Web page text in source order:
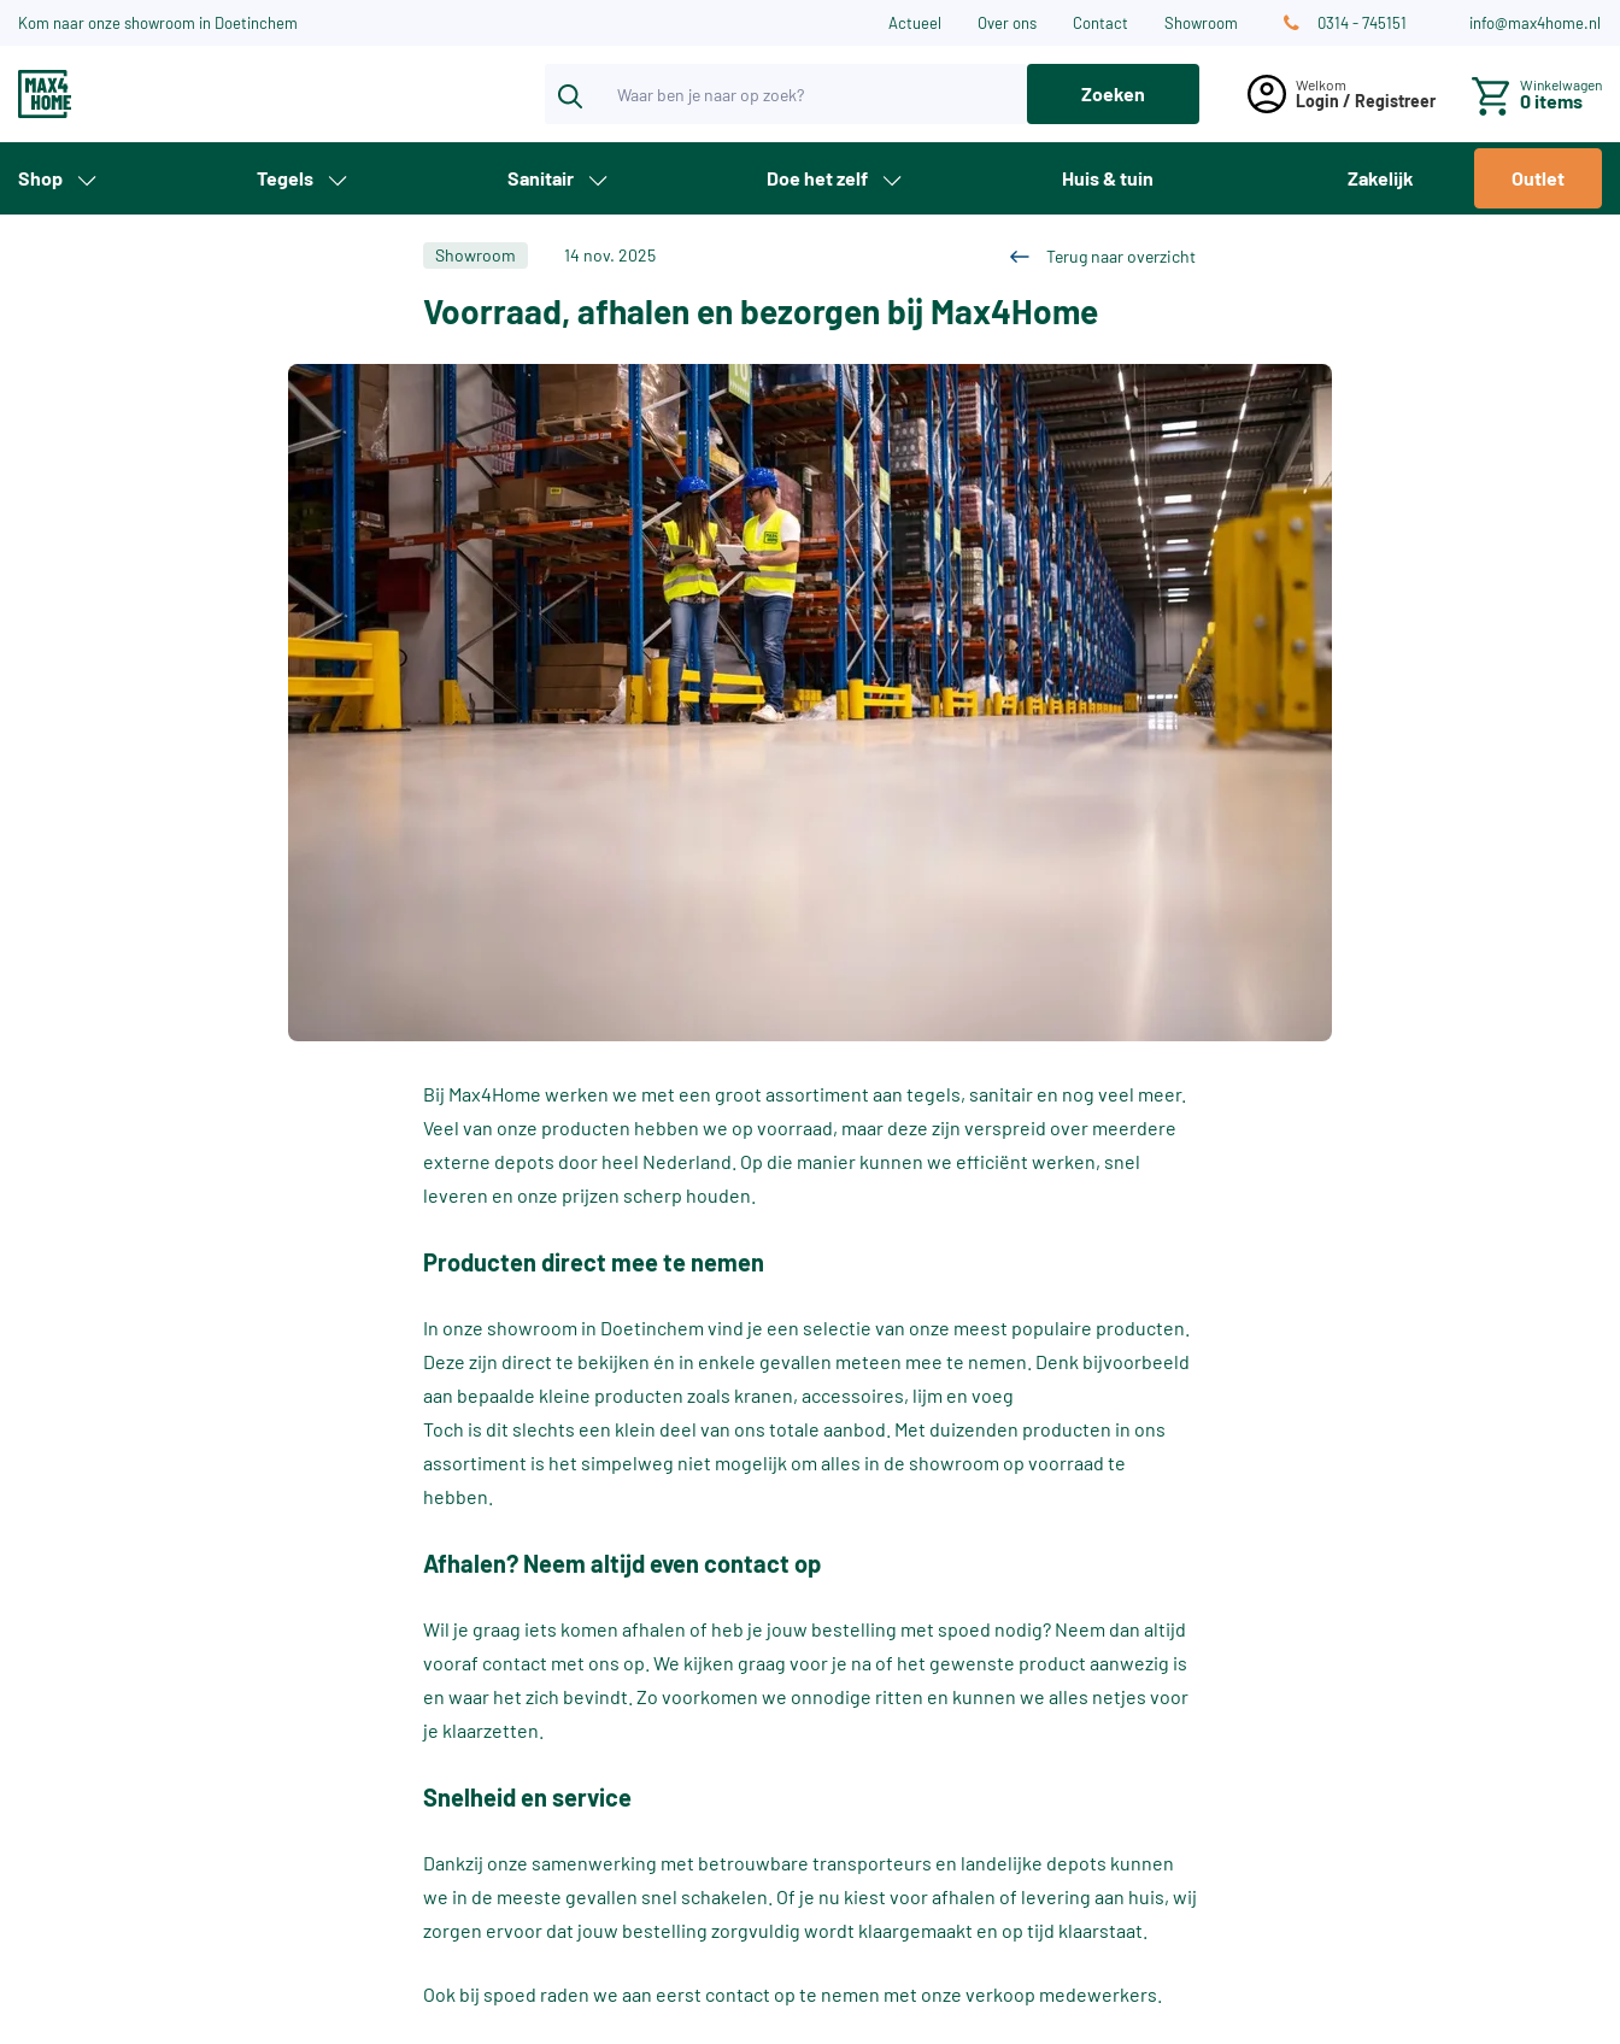
Kom naar onze showroom in Doetinchem Actueel Over ons Contact Showroom 0314 - 745151 info@max4home.nl
Zoeken Login / Registreer
Winkelwagen
0 items
Shop Tegels Sanitair Doe het zelf Huis & tuin Zakelijk Outlet
Showroom 14 nov. 2025 Terug naar overzicht
Voorraad, afhalen en bezorgen bij Max4Home
Bij Max4Home werken we met een groot assortiment aan tegels, sanitair en nog veel meer.
Veel van onze producten hebben we op voorraad, maar deze zijn verspreid over meerdere
externe depots door heel Nederland. Op die manier kunnen we efficiënt werken, snel
leveren en onze prijzen scherp houden.
Producten direct mee te nemen
In onze showroom in Doetinchem vind je een selectie van onze meest populaire producten.
Deze zijn direct te bekijken én in enkele gevallen meteen mee te nemen. Denk bijvoorbeeld
aan bepaalde kleine producten zoals kranen, accessoires, lijm en voeg
Toch is dit slechts een klein deel van ons totale aanbod. Met duizenden producten in ons
assortiment is het simpelweg niet mogelijk om alles in de showroom op voorraad te
hebben.
Afhalen? Neem altijd even contact op
Wil je graag iets komen afhalen of heb je jouw bestelling met spoed nodig? Neem dan altijd
vooraf contact met ons op. We kijken graag voor je na of het gewenste product aanwezig is
en waar het zich bevindt. Zo voorkomen we onnodige ritten en kunnen we alles netjes voor
je klaarzetten.
Snelheid en service
Dankzij onze samenwerking met betrouwbare transporteurs en landelijke depots kunnen
we in de meeste gevallen snel schakelen. Of je nu kiest voor afhalen of levering aan huis, wij
zorgen ervoor dat jouw bestelling zorgvuldig wordt klaargemaakt en op tijd klaarstaat.
Ook bij spoed raden we aan eerst contact op te nemen met onze verkoop medewerkers.